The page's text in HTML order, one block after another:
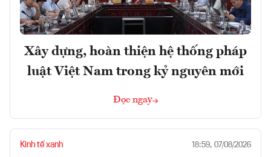
Xây dựng, hoàn thiện hệ thống pháp
luật Việt Nam trong kỷ nguyên mới
Đọc ngay
Kinh tế xanh 18:59, 07/08/2026